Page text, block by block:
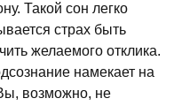
Такой сон легко
страх быть
желаемого отклика.
намекает на
возможно, не